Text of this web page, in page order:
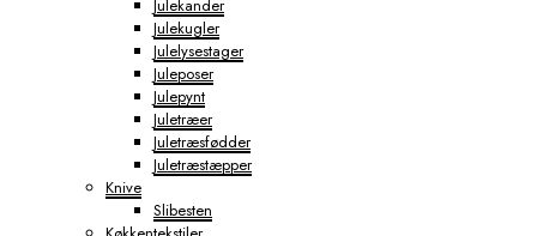
Julekander
Julekugler
Julelysestager
Juleposer
Julepynt
Juletræer
Juletræsfødder
Juletræstæpper
Knive
Slibesten